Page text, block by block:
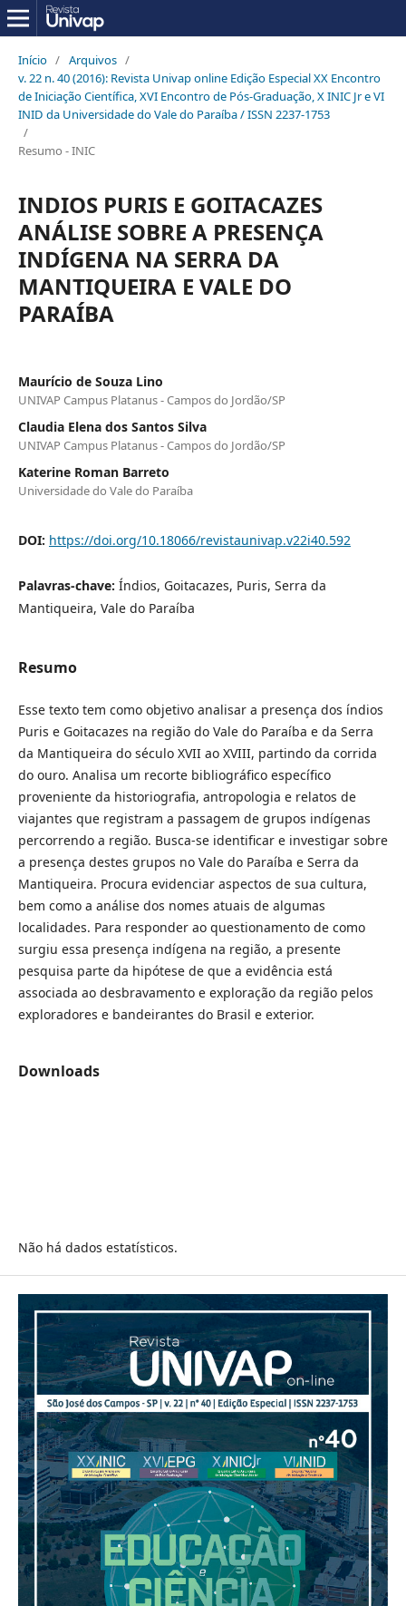
Início / Arquivos /
v. 22 n. 40 (2016): Revista Univap online Edição Especial XX Encontro
de Iniciação Científica, XVI Encontro de Pós-Graduação, X INIC Jr e VI
INID da Universidade do Vale do Paraíba / ISSN 2237-1753
/
Resumo - INIC
INDIOS PURIS E GOITACAZES
ANÁLISE SOBRE A PRESENÇA
INDÍGENA NA SERRA DA
MANTIQUEIRA E VALE DO
PARAÍBA
Maurício de Souza Lino
UNIVAP Campus Platanus - Campos do Jordão/SP
Claudia Elena dos Santos Silva
UNIVAP Campus Platanus - Campos do Jordão/SP
Katerine Roman Barreto
Universidade do Vale do Paraíba
DOI: https://doi.org/10.18066/revistaunivap.v22i40.592
Palavras-chave: Índios, Goitacazes, Puris, Serra da
Mantiqueira, Vale do Paraíba
Resumo
Esse texto tem como objetivo analisar a presença dos índios
Puris e Goitacazes na região do Vale do Paraíba e da Serra
da Mantiqueira do século XVII ao XVIII, partindo da corrida
do ouro. Analisa um recorte bibliográfico específico
proveniente da historiografia, antropologia e relatos de
viajantes que registram a passagem de grupos indígenas
percorrendo a região. Busca-se identificar e investigar sobre
a presença destes grupos no Vale do Paraíba e Serra da
Mantiqueira. Procura evidenciar aspectos de sua cultura,
bem como a análise dos nomes atuais de algumas
localidades. Para responder ao questionamento de como
surgiu essa presença indígena na região, a presente
pesquisa parte da hipótese de que a evidência está
associada ao desbravamento e exploração da região pelos
exploradores e bandeirantes do Brasil e exterior.
Downloads
Não há dados estatísticos.